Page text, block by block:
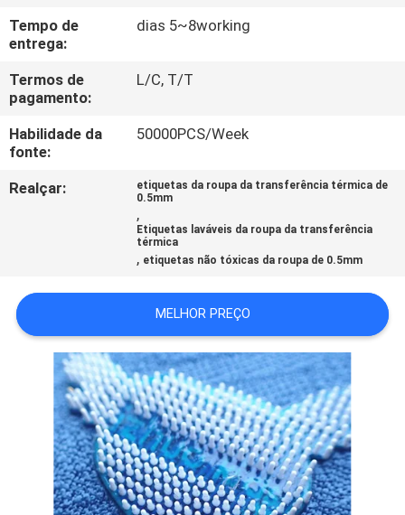
CONTACTE-
NOS
PEÇA
UMAS
CITAÇÕES
SITE
PRIVACY
POLICY
Tempo de
entrega:
dias 5~8working
Termos de
pagamento:
L/C, T/T
Habilidade da
fonte:
50000PCS/Week
Realçar:
etiquetas da roupa da transferência térmica de
0.5mm
,
Etiquetas laváveis da roupa da transferência
térmica
, etiquetas não tóxicas da roupa de 0.5mm
MELHOR PREÇO